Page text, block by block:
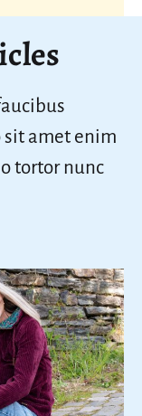
amet enim
tortor nunc